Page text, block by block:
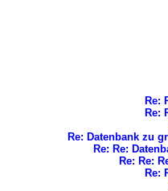
Re:
Re:
Re: Datenbank zu
Re: Re:
Re: Re:
Re: